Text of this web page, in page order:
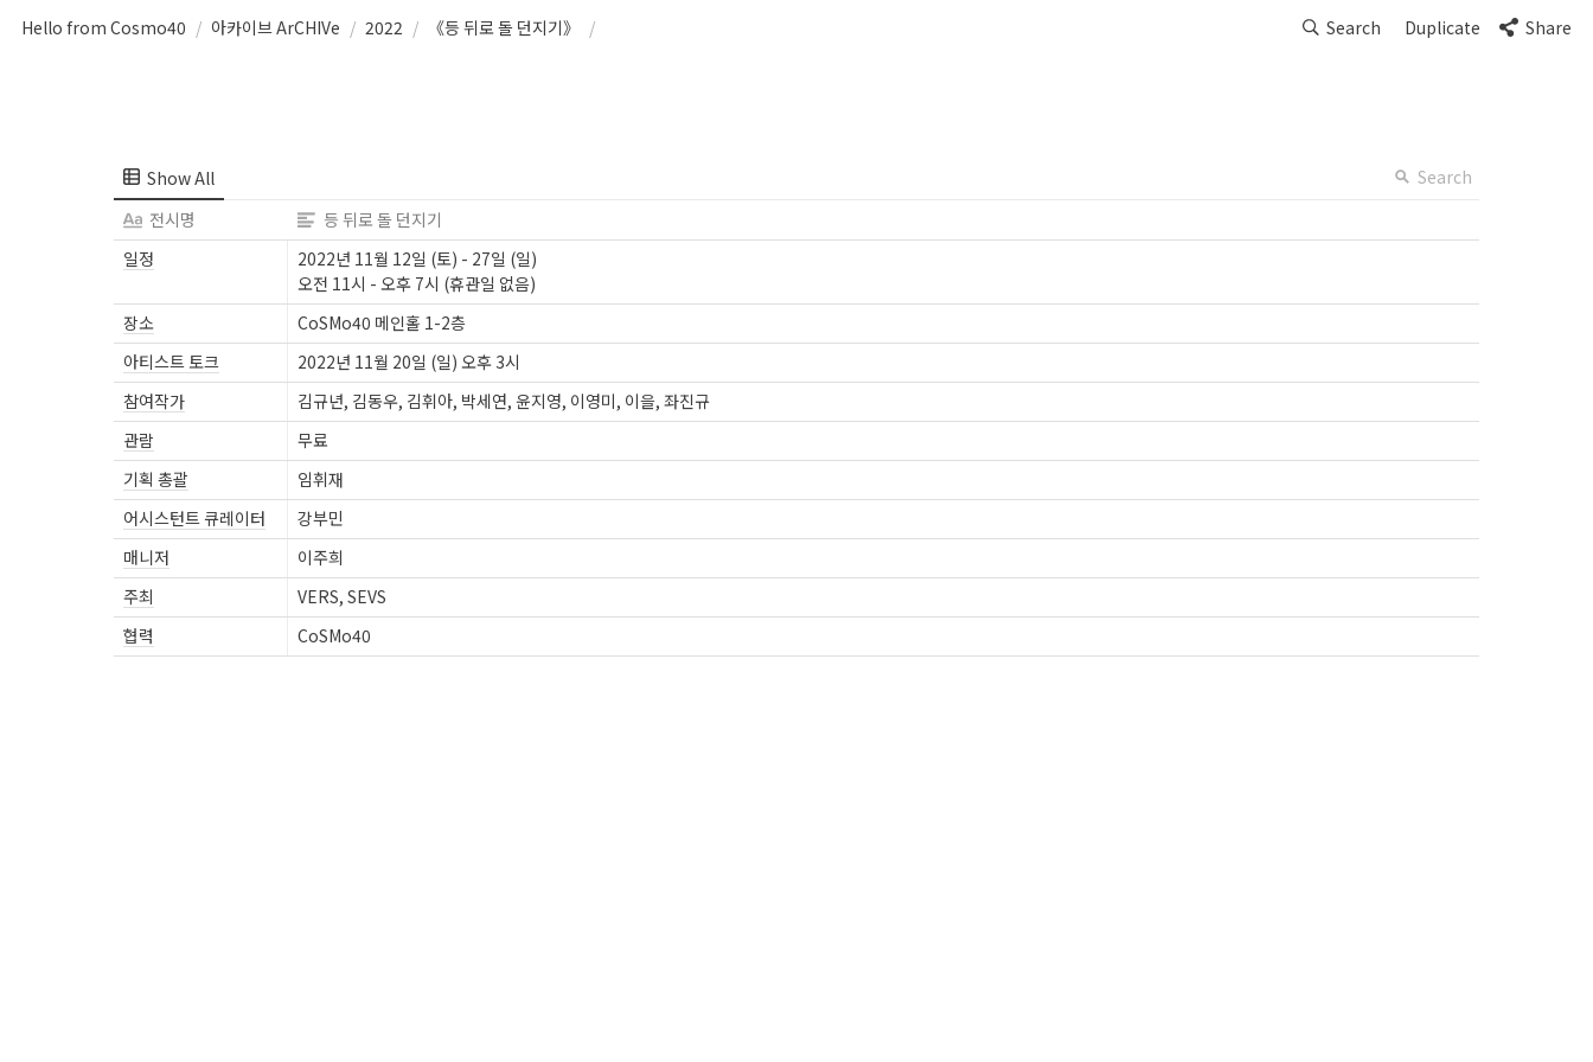
Hello from Cosmo40 / 아카이브 ArCHIVe / 2022 / 《등 뒤로 돌 던지기》 / Search Duplicate Share
Show All
Search
전시명
등 뒤로 돌 던지기
일정
2022년 11월 12일 (토) - 27일 (일)
오전 11시 - 오후 7시 (휴관일 없음)
장소
CoSMo40 메인홀 1-2층
아티스트 토크
2022년 11월 20일 (일) 오후 3시
참여작가
김규년, 김동우, 김휘아, 박세연, 윤지영, 이영미, 이을, 좌진규
관람
무료
기획 총괄
임휘재
어시스턴트 큐레이터
강부민
매니저
이주희
주최
VERS, SEVS
협력
CoSMo40